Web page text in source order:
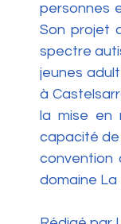
personnes
Son projet
spectre
jeunes
à
la mise en
capacité de
convention
domaine La